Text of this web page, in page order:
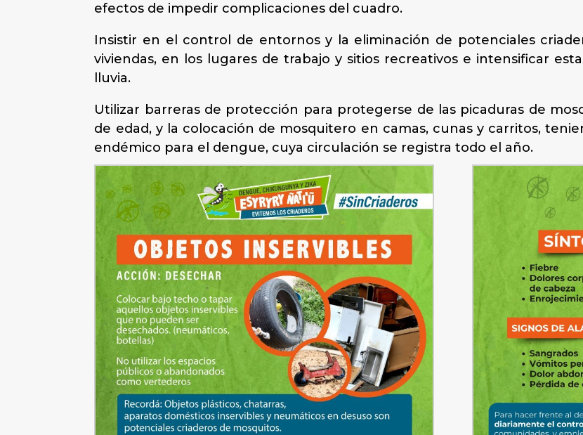
efectos de impedir complicaciones del cuadro.
Insistir en el control de entornos y la eliminación de potenciales
viviendas, en los lugares de trabajo y sitios recreativos e intensificar
lluvia.
Utilizar barreras de protección para protegerse de las picaduras de
de edad, y la colocación de mosquitero en camas, cunas y carritos,
endémico para el dengue, cuya circulación se registra todo el año.